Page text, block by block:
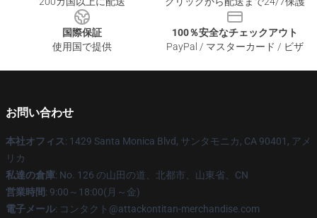
国際保証
使用国で提供
100％安全なチェックアウト
PayPal / マスターカード / ビザ
お問い合わせ
本社オフィス: 1429 Santa Monica Blvd, サンタモニカ, CA 90401, アメ
リカ
私達の倉庫: No. 126 の山田の道、北都市、山東省、CN
営業時間: 9:00～18:00(月～金)
電子メール: コンタクト@attackontitan-merchandise.com